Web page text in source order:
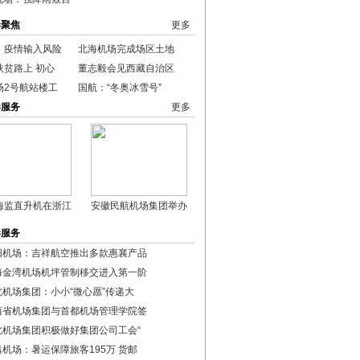
焦 更多
疫情输入风险
北海机场完成场区土地
贫路上 初心
董志毅会见西藏自治区
2号航站楼工
国航：“冬奥冰雪号”
务
更多
监直升机在浙江 安徽民航机场集团举办
务
机场：吉祥航空推出多款惠襄产品
金湾机场机坪管制移交进入第一阶
场集团：小小“微心愿”传递大
省机场集团与首都机场管理学院签
机场集团积极做好集团公司工会“
机场：暑运保障旅客195万 货邮